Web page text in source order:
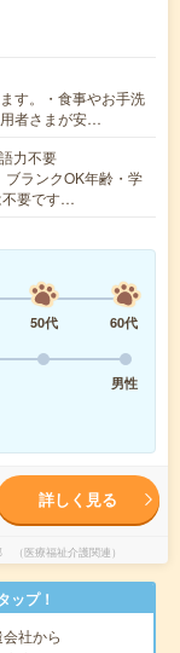
す。・食事やお手洗
者さまが安…
力不要
ランクOK年齢・学
要です…
50代
60代
男性
詳しく見る
医療福祉介護関連）
ップ！
社から